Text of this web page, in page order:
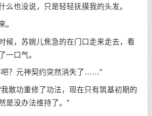
也没说，只是轻轻抚摸我的头发。
，苏婉儿焦急的在门口走来走去，看
一口气。
？元神契约突然消失了……”
功重修了功法，现在只有筑基初期的
是没办法维持了。”